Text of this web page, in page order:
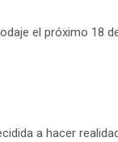
el próximo 18
a hacer